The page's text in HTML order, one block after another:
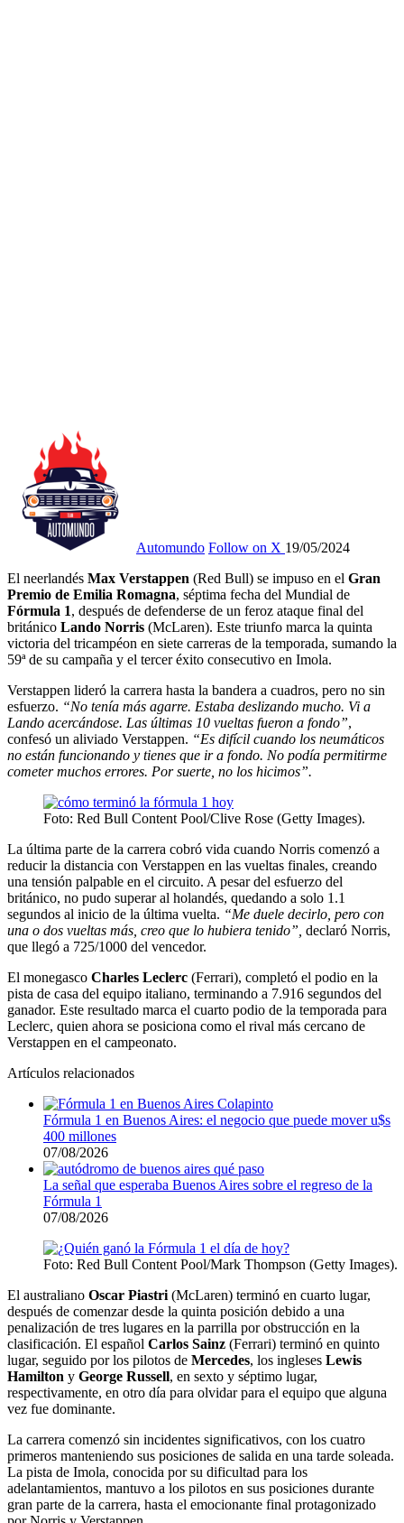
Automundo Follow on X 19/05/2024
El neerlandés Max Verstappen (Red Bull) se impuso en el Gran
Premio de Emilia Romagna, séptima fecha del Mundial de
Fórmula 1, después de defenderse de un feroz ataque final del
británico Lando Norris (McLaren). Este triunfo marca la quinta
victoria del tricampéon en siete carreras de la temporada, sumando la
59ª de su campaña y el tercer éxito consecutivo en Imola.
Verstappen lideró la carrera hasta la bandera a cuadros, pero no sin
esfuerzo. “No tenía más agarre. Estaba deslizando mucho. Vi a
Lando acercándose. Las últimas 10 vueltas fueron a fondo”,
confesó un aliviado Verstappen. “Es difícil cuando los neumáticos
no están funcionando y tienes que ir a fondo. No podía permitirme
cometer muchos errores. Por suerte, no los hicimos”.
Foto: Red Bull Content Pool/Clive Rose (Getty Images).
La última parte de la carrera cobró vida cuando Norris comenzó a
reducir la distancia con Verstappen en las vueltas finales, creando
una tensión palpable en el circuito. A pesar del esfuerzo del
británico, no pudo superar al holandés, quedando a solo 1.1
segundos al inicio de la última vuelta. “Me duele decirlo, pero con
una o dos vueltas más, creo que lo hubiera tenido”, declaró Norris,
que llegó a 725/1000 del vencedor.
El monegasco Charles Leclerc (Ferrari), completó el podio en la
pista de casa del equipo italiano, terminando a 7.916 segundos del
ganador. Este resultado marca el cuarto podio de la temporada para
Leclerc, quien ahora se posiciona como el rival más cercano de
Verstappen en el campeonato.
Artículos relacionados
Fórmula 1 en Buenos Aires: el negocio que puede mover u$s
400 millones
07/08/2026
La señal que esperaba Buenos Aires sobre el regreso de la
Fórmula 1
07/08/2026
Foto: Red Bull Content Pool/Mark Thompson (Getty Images).
El australiano Oscar Piastri (McLaren) terminó en cuarto lugar,
después de comenzar desde la quinta posición debido a una
penalización de tres lugares en la parrilla por obstrucción en la
clasificación. El español Carlos Sainz (Ferrari) terminó en quinto
lugar, seguido por los pilotos de Mercedes, los ingleses Lewis
Hamilton y George Russell, en sexto y séptimo lugar,
respectivamente, en otro día para olvidar para el equipo que alguna
vez fue dominante.
La carrera comenzó sin incidentes significativos, con los cuatro
primeros manteniendo sus posiciones de salida en una tarde soleada.
La pista de Imola, conocida por su dificultad para los
adelantamientos, mantuvo a los pilotos en sus posiciones durante
gran parte de la carrera, hasta el emocionante final protagonizado